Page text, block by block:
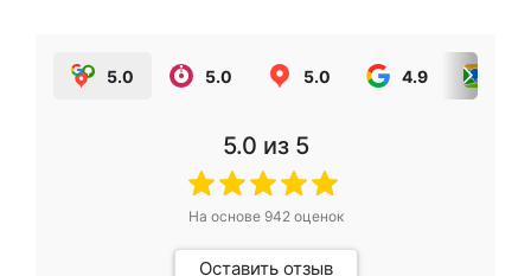
5.0 5.0 5.0 4.9
5.0 из 5
На основе 942оценок
Оставить отзыв